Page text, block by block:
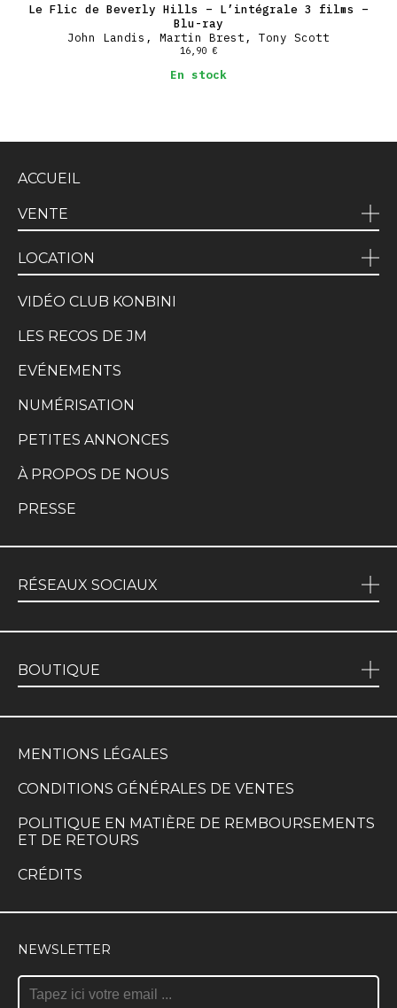
Le Flic de Beverly Hills – L’intégrale 3 films –
Blu-ray
John Landis, Martin Brest, Tony Scott
16,90 €
En stock
ACCUEIL
VENTE
LOCATION
VIDÉO CLUB KONBINI
LES RECOS DE JM
EVÉNEMENTS
NUMÉRISATION
PETITES ANNONCES
À PROPOS DE NOUS
PRESSE
RÉSEAUX SOCIAUX
BOUTIQUE
MENTIONS LÉGALES
CONDITIONS GÉNÉRALES DE VENTES
POLITIQUE EN MATIÈRE DE REMBOURSEMENTS
ET DE RETOURS
CRÉDITS
NEWSLETTER